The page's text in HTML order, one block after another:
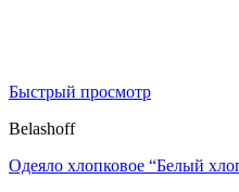
Быстрый просмотр
Belashoff
Одеяло хлопковое “Белый